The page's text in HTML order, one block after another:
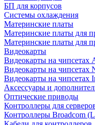
БП для корпусов
Системы охлаждения
Материнские платы
Материнские платы для
Материнские платы для
Видеокарты
Видеокарты на чипсетах
Видеокарты на чипсетах
Видеокарты на чипсетах
Аксессуары и
Оптические приводы
Контроллеры для
Контроллеры Broadcom